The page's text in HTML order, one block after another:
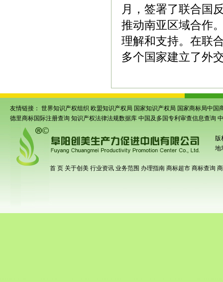
月，签署了联合国
推动南亚区域合作
理解和支持。在联
多个国家建立了外
友情链接： 世界知识产权组织 欧盟知识产权局 国家知识产权局 国家商标局中国
德里商标国际注册查询 知识产权法律法规数据库 中国及多国专利审查信息查询
版
地
首 页 关于创美 行业资讯 业务范围 办理指南 商标超市 商标查询